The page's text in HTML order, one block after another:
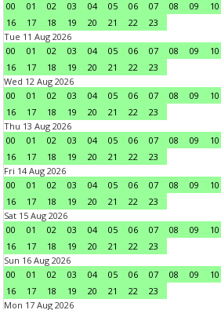
00
01 02 03 04 05 06 07 08 09 10
16
17 18 19 20 21 22
23
Tue 11 Aug 2026
00
01 02 03 04 05 06 07 08 09 10
16
17 18 19 20 21 22
23
Wed 12 Aug 2026
00
01 02 03 04 05 06 07 08 09 10
16
17 18 19 20 21 22
23
Thu 13 Aug 2026
00
01 02 03 04 05 06 07 08 09 10
16
17 18 19 20 21 22
23
Fri 14 Aug 2026
00
01 02 03 04 05 06 07 08 09 10
16
17 18 19 20 21 22
23
Sat 15 Aug 2026
00
01 02 03 04 05 06 07 08 09 10
16
17 18 19 20 21 22
23
Sun 16 Aug 2026
00
01 02 03 04 05 06 07 08 09 10
16
17 18 19 20 21 22
23
Mon 17 Aug 2026